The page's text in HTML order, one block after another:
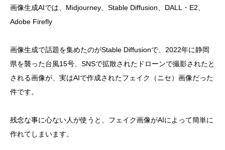
画像生成AIでは、Midjourney、Stable Diffusion、DALL・E2、
Adobe Firefly
画像生成で話題を集めたのがStable Diffusionで、2022年に静岡
県を襲った台風15号、SNSで拡散されたドローンで撮影されたと
される画像が、実はAIで作成されたフェイク（ニセ）画像だった
件です。
残念な事に心ない人が使うと、フェイク画像がAIによって簡単に
作れてしまいます。